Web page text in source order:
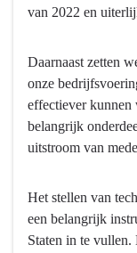
van 2022 en
Daarnaast zetten
onze
effectiever
belangrijk
uitstroom van
Het stellen van
een belangrijk
Staten in te vullen.